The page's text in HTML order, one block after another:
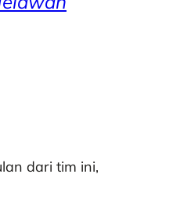
dari tim ini,